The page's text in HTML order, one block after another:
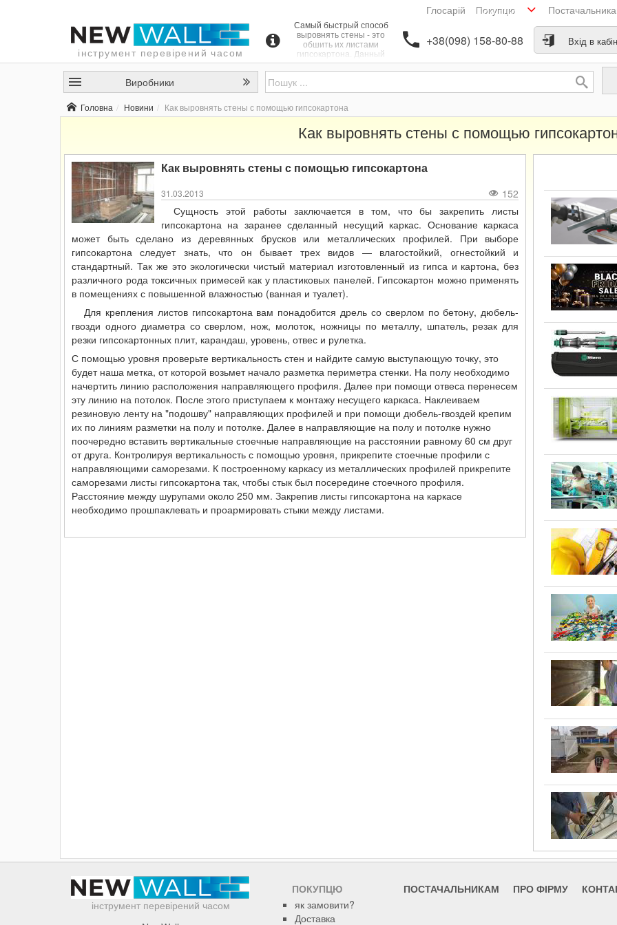
Глосарій Покупцю
інструмент перевірений часом
Самый быстрый способ
выровнять стены - это
обшить их листами
гипсокартона. Данный
способ выровнять стену
даст нам обсалютно
ровную поверхность и, что
не маловажно с этой
любой человек, у которого
руки растут откуда надо.
+38(098) 158-80-88 Вхід в
Виробники
Головна
Новини Как выровнять стены с помощью гипсокартона
Как выровнять стены с помощью
Как выровнять стены с помощью гипсокартона
31.03.2013
152
Сущность этой работы заключается в том, что бы закрепить листы
гипсокартона на заранее сделанный несущий каркас. Основание каркаса
может быть сделано из деревянных брусков или металлических профилей. При выборе
гипсокартона следует знать, что он бывает трех видов — влагостойкий, огнестойкий и
стандартный. Так же это экологически чистый материал изготовленный из гипса и картона, без
различного рода токсичных примесей как у пластиковых панелей. Гипсокартон можно применять
в помещениях с повышенной влажностью (ванная и туалет).
Для крепления листов гипсокартона вам понадобится дрель со сверлом по бетону, дюбель-
гвозди одного диаметра со сверлом, нож, молоток, ножницы по металлу, шпатель, резак для
резки гипсокартонных плит, карандаш, уровень, отвес и рулетка.
С помощью уровня проверьте вертикальность стен и найдите самую выступающую точку, это
будет наша метка, от которой возьмет начало разметка периметра стенки. На полу необходимо
начертить линию расположения направляющего профиля. Далее при помощи отвеса перенесем
эту линию на потолок. После этого приступаем к монтажу несущего каркаса. Наклеиваем
резиновую ленту на "подошву" направляющих профилей и при помощи дюбель-гвоздей крепим
их по линиям разметки на полу и потолке. Далее в направляющие на полу и потолке нужно
поочередно вставить вертикальные стоечные направляющие на расстоянии равному 60 см друг
от друга. Контролируя вертикальность с помощью уровня, прикрепите стоечные профили с
направляющими саморезами. К построенному каркасу из металлических профилей прикрепите
саморезами листы гипсокартона так, чтобы стык был посередине стоечного профиля.
Расстояние между шурупами около 250 мм. Закрепив листы гипсокартона на каркасе
необходимо прошпаклевать и проармировать стыки между листами.
інструмент перевірений часом
ПОКУПЦЮ
як замовити?
Доставка
ПОСТАЧАЛЬНИКАМ ПРО ФІРМУ